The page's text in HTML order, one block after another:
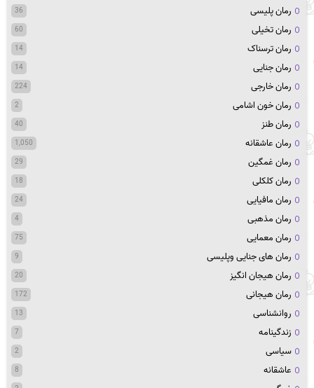
رمان پلیسی 36
رمان تخیلی 60
رمان ترسناک 14
رمان جنایی 14
رمان خارجی 224
رمان خون اشامی 2
رمان طنز 40
رمان عاشقانه 1,050
رمان غمگین 29
رمان کلکلی 18
رمان مافیایی 24
رمان مذهبی 4
رمان معمایی 75
رمان های جنایی وپلیسی 9
رمان هیجان انگیز 20
رمان هیجانی 172
روانشناسی 13
زندگینامه 7
سیاسی 2
عاشقانه 8